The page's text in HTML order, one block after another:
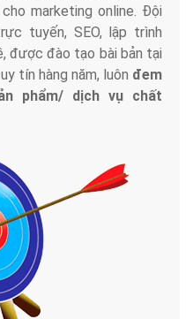
marketing online. Đội
tuyến, SEO, lập trình
được đào tạo bài bản tại
tín hàng năm, luôn đem
phẩm/ dịch vụ chất